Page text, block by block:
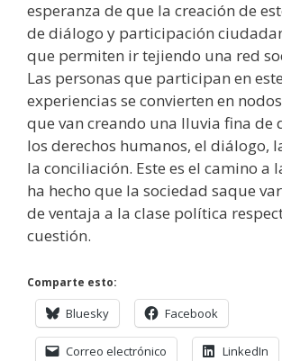
esperanza de que la creación de
de diálogo y participación
que permiten ir tejiendo una red
Las personas que participan en
experiencias se convierten en
que van creando una lluvia fina de
los derechos humanos, el diálogo,
la conciliación. Este es el camino a
ha hecho que la sociedad saque
de ventaja a la clase política
cuestión.
Comparte esto:
Bluesky Facebook
Correo electrónico LinkedIn